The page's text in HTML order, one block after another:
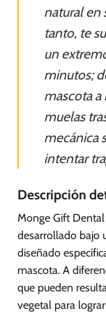
natural en
tanto, te
un
minutos;
mascota
muelas
mecánica
intentar
Descripción
Monge Gift
desarrollado bajo
diseñado
mascota. A
que pueden
vegetal para